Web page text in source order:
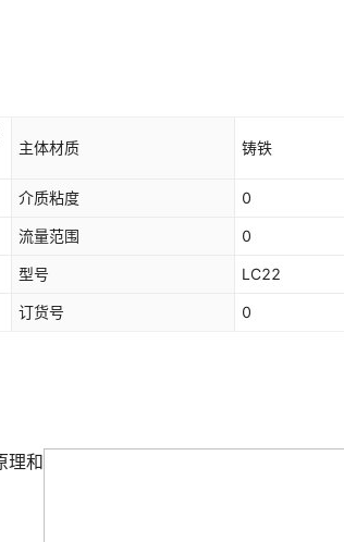
主体材质 铸铁
介质粘度 0
流量范围 0
型号 LC22
订货号 0